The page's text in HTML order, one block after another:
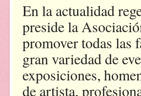
En la actualidad
preside la
promover todas las
gran variedad de
exposiciones,
de artista,